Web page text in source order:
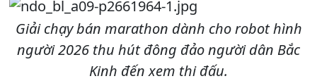
Giải chạy bán marathon dành cho robot hình
người 2026 thu hút đông đảo người dân Bắc
Kinh đến xem thi đấu.